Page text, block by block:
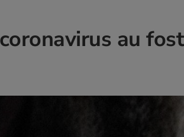
au